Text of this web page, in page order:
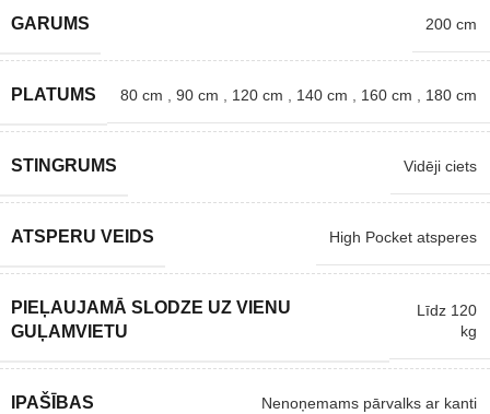
GARUMS 200 cm
PLATUMS 80 cm , 90 cm , 120 cm , 140 cm , 160 cm , 180 cm
STINGRUMS Vidēji ciets
ATSPERU VEIDS High Pocket atsperes
PIEĻAUJAMĀ SLODZE UZ VIENU
GUĻAMVIETU
Līdz 120
kg
IPAŠĪBAS Nenoņemams pārvalks ar kanti